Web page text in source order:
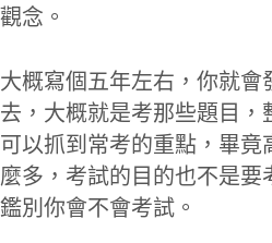
觀念。
大概寫個五年左右，你就會
去，大概就是考那些題目，
可以抓到常考的重點，畢竟
麼多，考試的目的也不是要
鑑別你會不會考試。